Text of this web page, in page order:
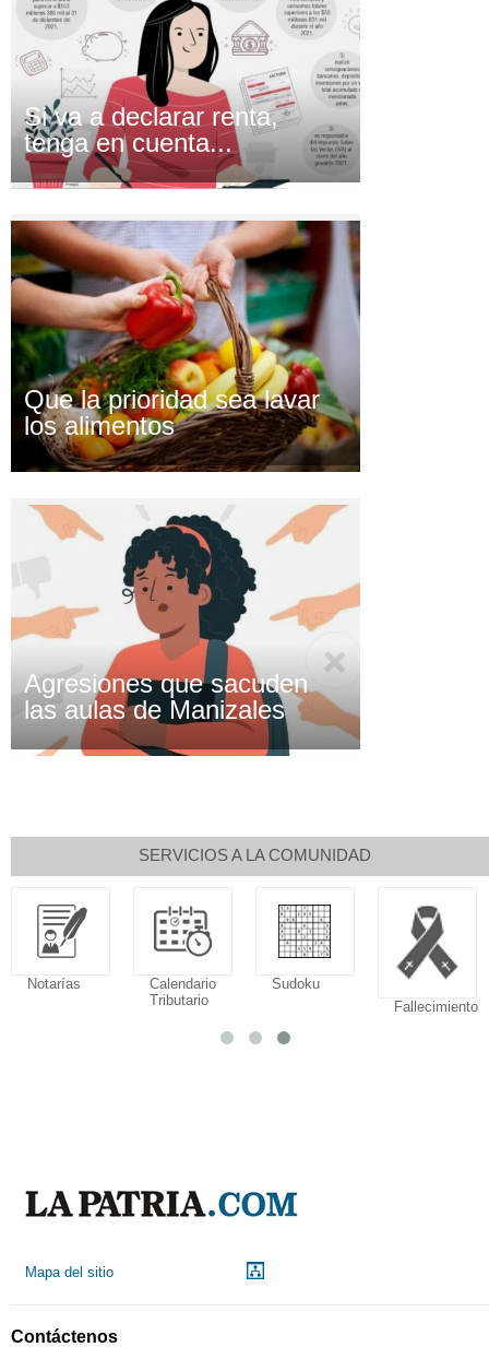
Si va a declarar renta,
tenga en cuenta...
Que la prioridad sea lavar
los alimentos
Agresiones que sacuden
las aulas de Manizales
SERVICIOS A LA COMUNIDAD
Notarías
Calendario
Tributario
Sudoku
Fallecimiento
Mapa del sitio
Contáctenos